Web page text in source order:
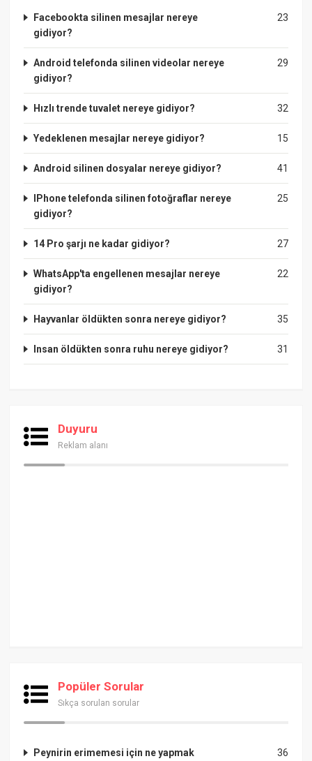
23
Facebookta silinen mesajlar nereye
gidiyor?
29
Android telefonda silinen videolar nereye
gidiyor?
32
Hızlı trende tuvalet nereye gidiyor?
15
Yedeklenen mesajlar nereye gidiyor?
41
Android silinen dosyalar nereye gidiyor?
25
IPhone telefonda silinen fotoğraflar nereye
gidiyor?
27
14 Pro şarjı ne kadar gidiyor?
22
WhatsApp'ta engellenen mesajlar nereye
gidiyor?
35
Hayvanlar öldükten sonra nereye gidiyor?
31
Insan öldükten sonra ruhu nereye gidiyor?
Duyuru
Reklam alanı
Popüler Sorular
Sıkça sorulan sorular
36
Peynirin erimemesi için ne yapmak